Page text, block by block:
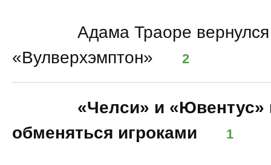
Адама Траоре
«Вулверхэмптон»
2
«Челси» и «Ювентус»
обменяться игроками
1